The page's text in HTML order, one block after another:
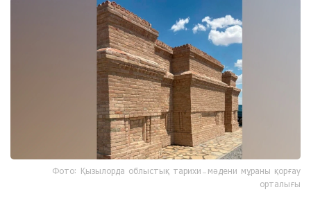
Фото: Қызылорда облыстық тарихи-мәдени мұраны қорғау
орталығы